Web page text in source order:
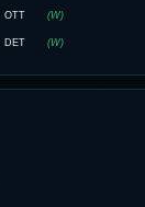
OTT (W)
DET (W)